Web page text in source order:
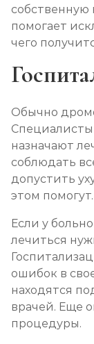
собственную
помогает
чего
Обычно
назначают
соблюдать
допустить
этом помогут.
Если у
лечиться
ошибок в
находятся
врачей. Еще
процедуры.